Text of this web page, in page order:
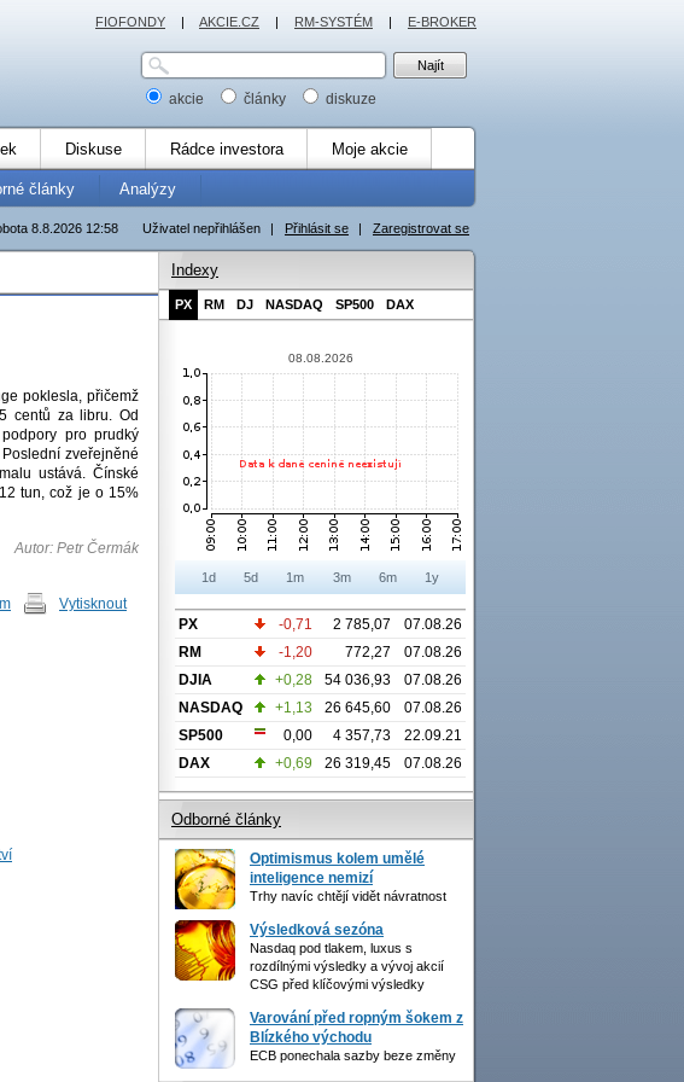
akcie články diskuze
Diskuse Rádce investora Moje akcie
články Analýzy
Uživatel nepřihlášen | Přihlásit se | Zaregistrovat se
8.8.2026 12:58
poklesla, přičemž
centů za libru. Od
pro prudký
zveřejněné
ustává. Čínské
tun, což je o 15%
Autor: Petr Čermák
Vytisknout
Indexy
PX RM DJ NASDAQ SP500 DAX
08.08.2026
1d 5d 1m 3m 6m 1y
PX -0,71 2 785,07
07.08.26
RM
-1,20 772,27
07.08.26
DJIA
+0,28 54 036,93
07.08.26
NASDAQ
+1,13 26 645,60
07.08.26
SP500
0,00 4 357,73
22.09.21
DAX
+0,69 26 319,45 07.08.26
Odborné články
Optimismus kolem umělé
inteligence nemizí
Trhy navíc chtějí vidět návratnost
Výsledková sezóna
Nasdaq pod tlakem, luxus s
rozdílnými výsledky a vývoj akcií
CSG před klíčovými výsledky
Varování před ropným šokem z
Blízkého východu
ECB ponechala sazby beze změny
FIOFONDY | AKCIE.CZ | RM-SYSTÉM | E-BROKER